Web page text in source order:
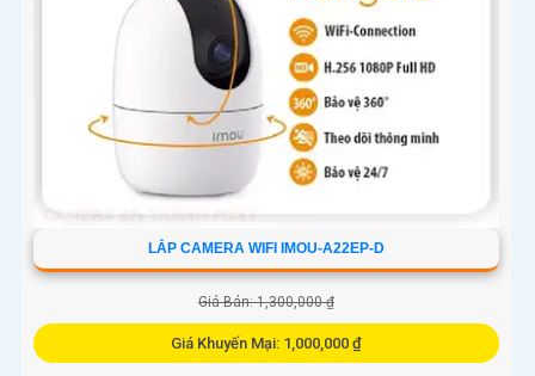
LẮP CAMERA WIFI IMOU-A22EP-D
Giá Bán: 1,300,000 ₫
Giá Khuyến Mại: 1,000,000 ₫